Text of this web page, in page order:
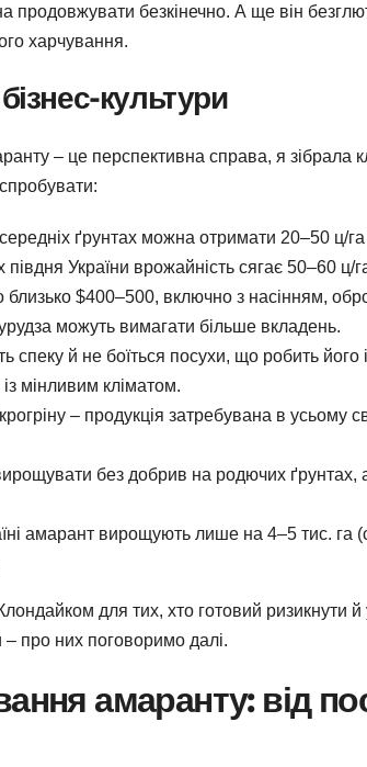
продовжувати безкінечно. А ще він
харчування.
культури
– це перспективна справа, я зібрала
ґрунтах можна отримати 20–50 ц/
України врожайність сягає 50–60 ц/
близько $400–500, включно з насінням,
можуть вимагати більше вкладень.
спеку й не боїться посухи, що робить його
із мінливим кліматом.
– продукція затребувана в усьому
без добрив на родючих ґрунтах, а
амарант вирощують лише на 4–5 тис. га
для тих, хто готовий ризикнути
– про них поговоримо далі.
амаранту: від